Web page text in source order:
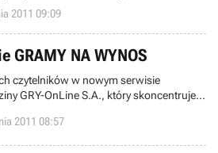
gry. Jak na razie, jest ono ekskluzywne
je pobrać tutaj.
2011 09:09
NA WYNOS
czytelników w nowym serwisie
GRY-OnLine S.A., który skoncentruje
Coraz więcej osób korzysta z własnych
rozgrywki i nasza nowa
2011 08:57